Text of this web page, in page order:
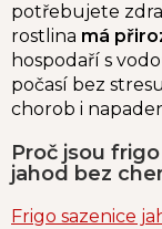
potřebujete
rostlina má
hospodaří s
počasí bez
chorob i
Proč jsou
jahod bez
Frigo sazenice